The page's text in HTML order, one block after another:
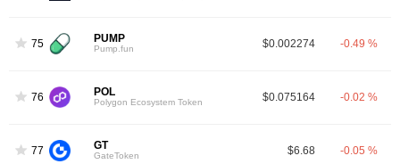
75 PUMP
Pump.fun $0.002274 -0.49 %
76 POL
Polygon Ecosystem Token $0.075164 -0.02 %
77 GT
GateToken $6.68 -0.05 %